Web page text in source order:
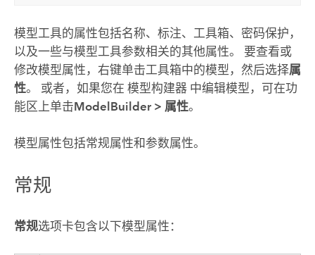
模型工具的属性包括名称、标注、工具箱、密码保护，
以及一些与模型工具参数相关的其他属性。 要查看或
修改模型属性，右键单击工具箱中的模型，然后选择属
性。 或者，如果您在 模型构建器中编辑模型，可在功
能区上单击ModelBuilder > 属性。
模型属性包括常规属性和参数属性。
常规
常规选项卡包含以下模型属性：